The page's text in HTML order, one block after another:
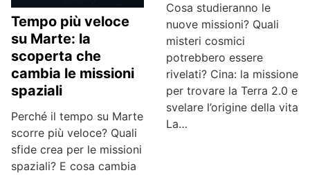
Tempo più veloce
su Marte: la
scoperta che
cambia le missioni
spaziali
Perché il tempo su Marte
scorre più veloce? Quali
sfide crea per le missioni
spaziali? E cosa cambia
Cosa studieranno le
nuove missioni? Quali
misteri cosmici
potrebbero essere
rivelati? Cina: la missione
per trovare la Terra 2.0 e
svelare l’origine della vita
La…